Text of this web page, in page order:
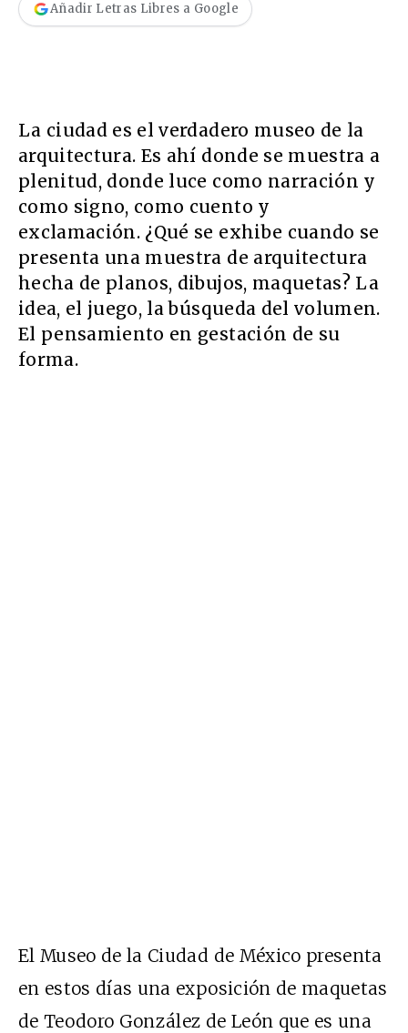
Añadir Letras Libres a Google
La ciudad es el verdadero museo de la
arquitectura. Es ahí donde se muestra a
plenitud, donde luce como narración y
como signo, como cuento y
exclamación. ¿Qué se exhibe cuando se
presenta una muestra de arquitectura
hecha de planos, dibujos, maquetas? La
idea, el juego, la búsqueda del volumen.
El pensamiento en gestación de su
forma.
El Museo de la Ciudad de México presenta
en estos días una exposición de maquetas
de Teodoro González de León que es una